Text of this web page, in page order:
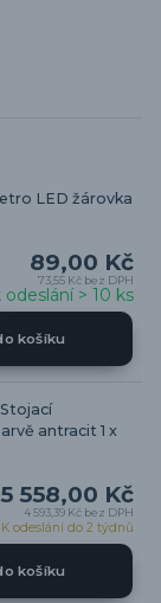
LED žárovka
89,00 Kč
73,55 Kč bez DPH
odeslání > 10 ks
košíku
antracit 1 x
5 558,00 Kč
4 593,39 Kč bez DPH
K odeslání do 2 týdnů
košíku